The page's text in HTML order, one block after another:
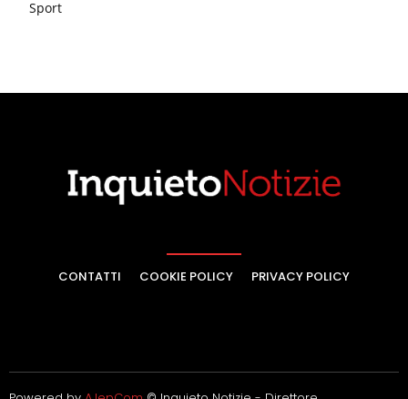
Sport
CONTATTI COOKIE POLICY PRIVACY POLICY